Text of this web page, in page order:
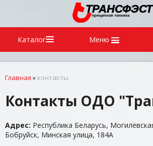
Каталог Меню
Главная » контакты
Контакты ОДО
Адрес: Республика Беларусь,
Бобруйск, Минская улица, 184А